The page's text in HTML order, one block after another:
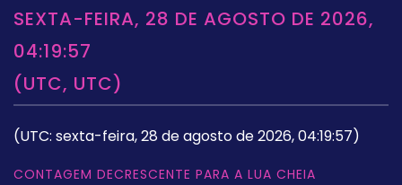
SEXTA-FEIRA, 28 DE AGOSTO DE 2026,
04:19:57
(UTC, UTC)
(UTC: sexta-feira, 28 de agosto de 2026, 04:19:57)
CONTAGEM DECRESCENTE PARA A LUA CHEIA